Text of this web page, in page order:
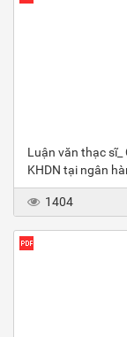
Luận văn thạc
KHDN tại ngân
1404